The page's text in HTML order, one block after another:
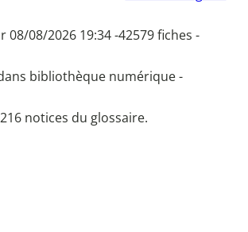
08/08/2026 19:34 -42579 fiches -
bibliothèque numérique -
notices du glossaire.